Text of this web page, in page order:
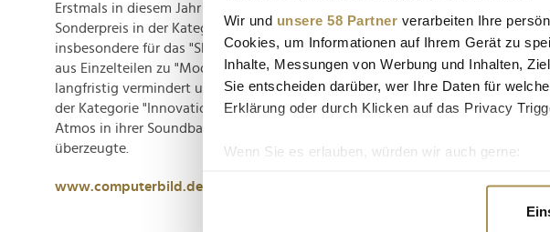
Wir und unsere 58 Partner verarbeiten Ihre
Cookies, um Informationen auf Ihrem Gerät zu
Inhalte, Messungen von Werbung und Inhalten,
Sie entscheiden darüber, wer Ihre Daten für
Erklärung oder durch Klicken auf das Privacy
Wenn Sie es erlauben, würden wir auch gerne:
Erfahren Sie mehr darüber, wie Ihre persönlichen
Erstmals in diesem Jahr vergab die
Sonderpreis in der Kategorie "Nachhaltige Technik", der an die Shift GmbH
insbesondere für das "Shiftphone" ging. Das Besondere: Die Produkte werden
aus Einzelteilen zu "Modulen" zusammengelegt. So kann Elektroschrott
langfristig vermindert und Ressourcen geschont werden. Der Sonderpreis in
der Kategorie "Innovation" ging an Nubert für die Integration von Dolby
Atmos in ihrer Soundbar nuPro XS-8500 RC, die die Jury der Redaktion
überzeugte.
www.computerbild.de